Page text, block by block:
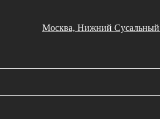
Москва, Нижний Сусальный